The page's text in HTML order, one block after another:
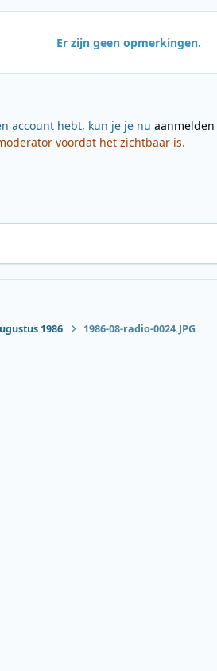
Er zijn geen opmerkingen.
account hebt, kun je je nu aanmelden
voordat het zichtbaar is.
1986 1986-08-radio-0024.JPG